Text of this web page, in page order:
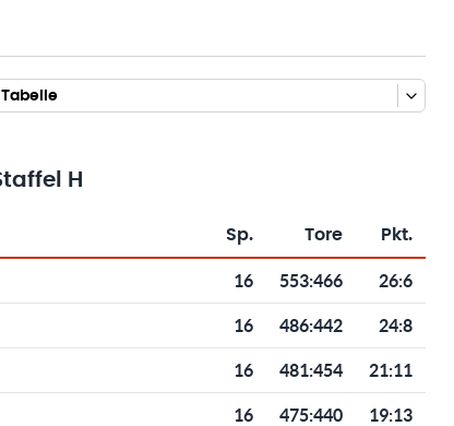
Tabelle
H
Sp. Tore Pkt.
16 553:466 26:6
16 486:442 24:8
16 481:454 21:11
16 475:440 19:13